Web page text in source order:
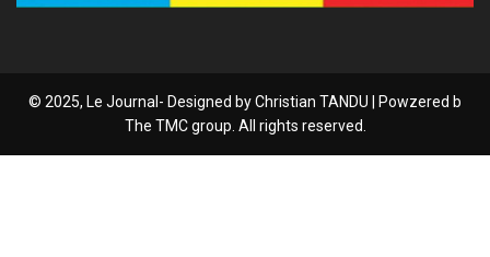
© 2025, Le Journal- Designed by Christian TANDU | Powzered b
The TMC group. All rights reserved.